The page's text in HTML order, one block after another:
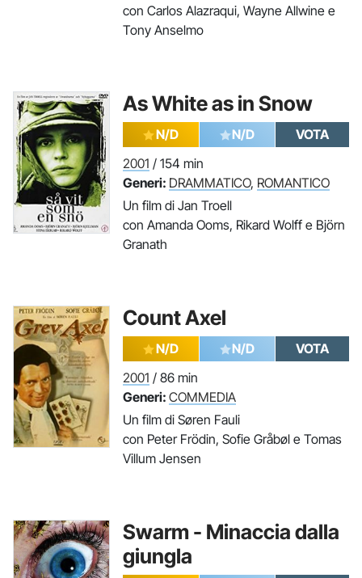
con Carlos Alazraqui, Wayne Allwine e
Tony Anselmo
As White as in Snow
N/D N/D
VOTA
2001 / 154 min
Generi: DRAMMATICO, ROMANTICO
Un film di Jan Troell
con Amanda Ooms, Rikard Wolff e Björn
Granath
Count Axel
N/D N/D
VOTA
2001 / 86 min
Generi: COMMEDIA
Un film di Søren Fauli
con Peter Frödin, Sofie Gråbøl e Tomas
Villum Jensen
Swarm - Minaccia dalla
giungla